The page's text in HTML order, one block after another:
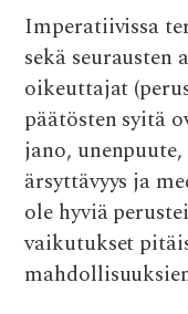
Imperatiivissa
sekä seurausten
oikeuttajat
päätösten syitä
jano,
ärsyttävyys ja
ole hyviä
vaikutukset